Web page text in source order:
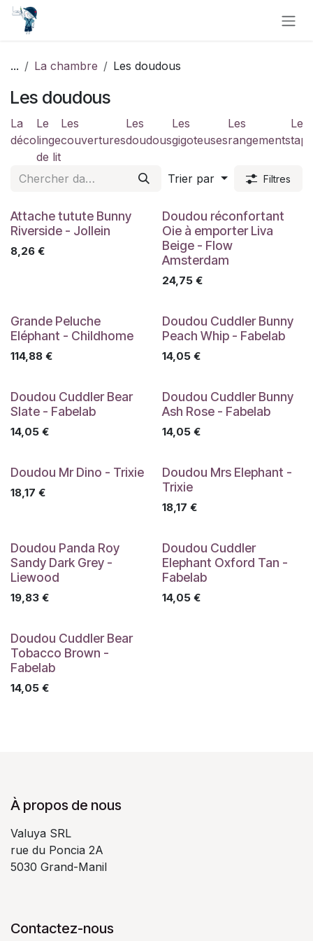
Se rendre au contenu
... La chambre Les doudous
Les doudous
La
déco
Le
linge
de lit
Les
couvertures
Les
doudous
Les
gigoteuses
Les
rangements
Les
Trier par Filtres
Attache tutute Bunny
Riverside - Jollein
8,26 €
Doudou réconfortant
Oie à emporter Liva
Beige - Flow
Amsterdam
24,75€
Grande Peluche
Eléphant - Childhome
114,88 €
Doudou Cuddler Bunny
Peach Whip - Fabelab
14,05€
Doudou Cuddler Bear
Slate - Fabelab
14,05 €
Doudou Cuddler Bunny
Ash Rose - Fabelab
14,05€
Doudou Mr Dino - Trixie
18,17 €
Doudou Mrs Elephant -
Trixie
18,17 €
Doudou Panda Roy
Sandy Dark Grey -
Liewood
19,83 €
Doudou Cuddler
Elephant Oxford Tan -
Fabelab
14,05€
Doudou Cuddler Bear
Tobacco Brown -
Fabelab
14,05 €
À propos de nous
Valuya SRL
rue du Poncia 2A
5030 Grand-Manil
Contactez-nous